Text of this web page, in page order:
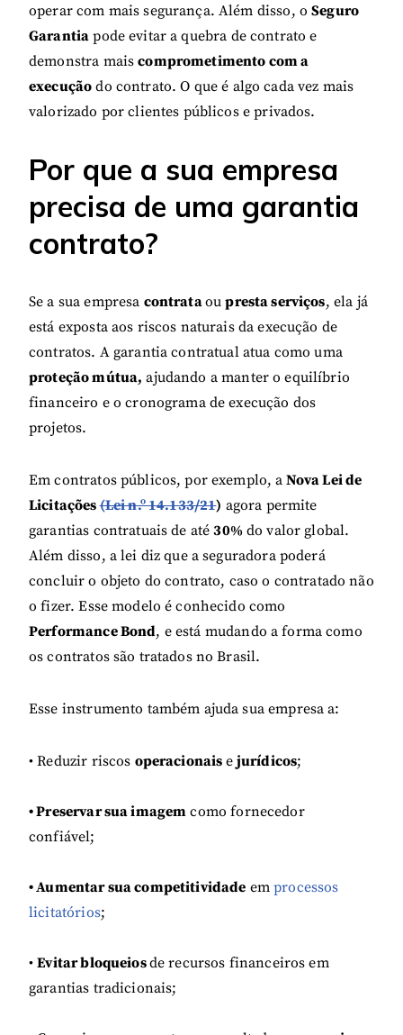
operar com mais segurança. Além disso, oSeguro
Garantia pode evitar a quebra de contrato e
demonstra maiscomprometimento com a
execução do contrato. O que é algo cada vez mais
valorizado por clientes públicos e privados.
Por que a sua empresa
precisa de uma garantia
contrato?
Se a sua empresa contrataoupresta serviços, ela já
está exposta aos riscos naturais da execução de
contratos. A garantia contratual atua como uma
proteção mútua, ajudando a manter o equilíbrio
financeiro e o cronograma de execução dos
projetos.
Em contratos públicos, por exemplo, a Nova Lei de
Licitações(Lei n.º 14.133/21) agora permite
garantias contratuais de até30%do valor global.
Além disso, a lei diz que a seguradora poderá
concluir o objeto do contrato, caso o contratado não
o fizer. Esse modelo é conhecido como
Performance Bond, e está mudando a forma como
os contratos são tratados no Brasil.
Esse instrumento também ajuda sua empresa a:
• Reduzir riscos operacionais e jurídicos;
• Preservar sua imagem como fornecedor
confiável;
• Aumentar sua competitividade emprocessos
licitatórios;
•Evitar bloqueiosde recursos financeiros em
garantias tradicionais;